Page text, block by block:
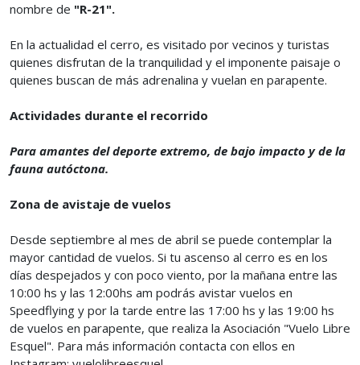
nombre de "R-21".
En la actualidad el cerro, es visitado por vecinos y turistas
quienes disfrutan de la tranquilidad y el imponente paisaje o
quienes buscan de más adrenalina y vuelan en parapente.
Actividades durante el recorrido
Para amantes del deporte extremo, de bajo impacto y de la
fauna autóctona.
Zona de avistaje de vuelos
Desde septiembre al mes de abril se puede contemplar la
mayor cantidad de vuelos. Si tu ascenso al cerro es en los
días despejados y con poco viento, por la mañana entre las
10:00 hs y las 12:00hs am podrás avistar vuelos en
Speedflying y por la tarde entre las 17:00 hs y las 19:00 hs
de vuelos en parapente, que realiza la Asociación "Vuelo Libre
Esquel". Para más información contacta con ellos en